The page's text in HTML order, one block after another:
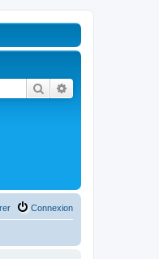
Rechercher
Connexion